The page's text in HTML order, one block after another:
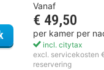
Fletcher Hotel-
Vanaf
€ 49,50
per kamer per
incl. citytax
excl. servicekosten
reservering